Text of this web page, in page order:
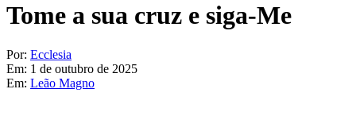
Tome a sua cruz e siga-Me
Por: Ecclesia
Em: 1 de outubro de 2025
Em: Leão Magno